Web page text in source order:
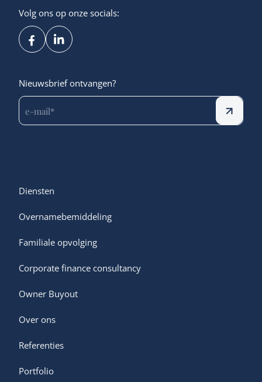
Volg ons op onze socials:
Nieuwsbrief ontvangen?
Diensten
Overnamebemiddeling
Familiale opvolging
Corporate finance consultancy
Owner Buyout
Over ons
Referenties
Portfolio